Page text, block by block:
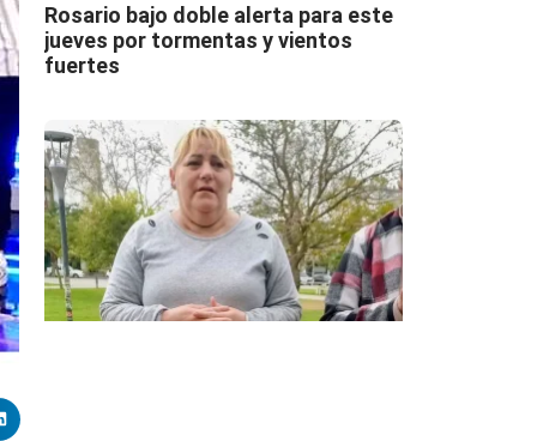
Rosario bajo doble alerta para este
jueves por tormentas y vientos
fuertes